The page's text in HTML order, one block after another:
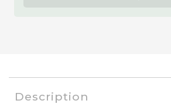
Description